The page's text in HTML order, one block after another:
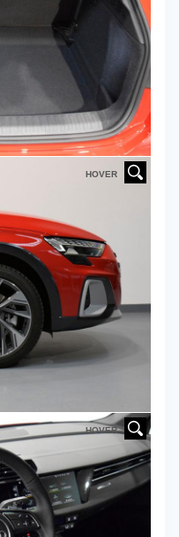
HOVER
HOVER